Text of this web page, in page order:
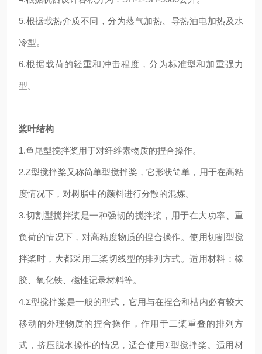
5.根据载热介质不同，分为蒸气加热、导热油电加热及水
冷型。
6.根据载荷的轻重和冲击程度，分为标准型和加重强力
型。
桨叶结构
1.鱼尾型搅拌桨用于对纤维素物质的捏合操作。
2.Z型搅拌桨又称简单型搅拌桨，它形状简单，用于在高粘
度情况下，对树脂中的颜料进行分散的混炼。
3.切割型搅拌桨是一种强韧的搅拌桨，用于在大功率、重
负荷的情况下，对高粘度物质的捏合操作。使用切割型搅
拌桨时，大都采用二桨切线型的排列方式。适用材料：橡
胶、氧化铁、磁性记录材料等。
4.Σ型搅拌桨是一般的型式，它用与在捏合和槽内必有较大
移动的外理物质的捏合操作，作用于二桨重叠的排列方
式，挤压脱水操作的情况，适合使用Σ型搅拌桨。适用材